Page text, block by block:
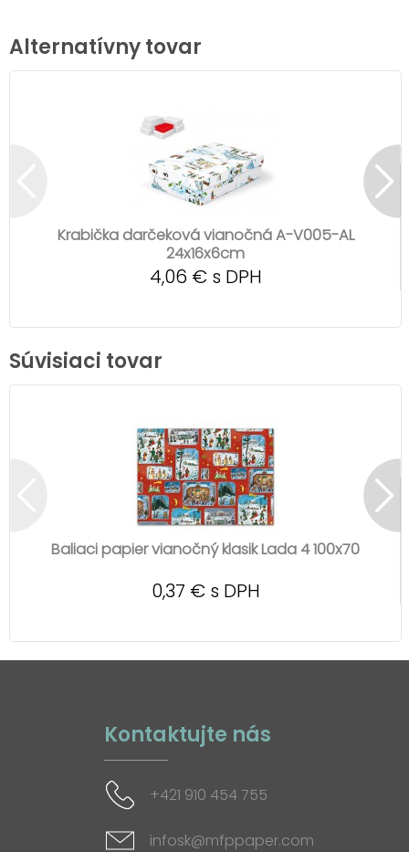
Alternatívny tovar
Krabička darčeková vianočná A-V005-AL
24x16x6cm
4,06 € s DPH
Súvisiaci tovar
Baliaci papier vianočný klasik Lada 4 100x70
0,37 € s DPH
Kontaktujte nás
+421 910 454 755
infosk@mfppaper.com